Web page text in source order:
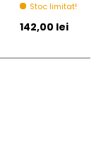
Stoc limitat!
Pret initial
142,00 lei